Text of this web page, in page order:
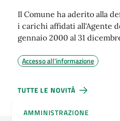
Il Comune ha aderito alla
i carichi affidati all'Agente
gennaio 2000 al 31
Accesso all'informazione
TUTTE LE NOVITÀ
AMMINISTRAZIONE